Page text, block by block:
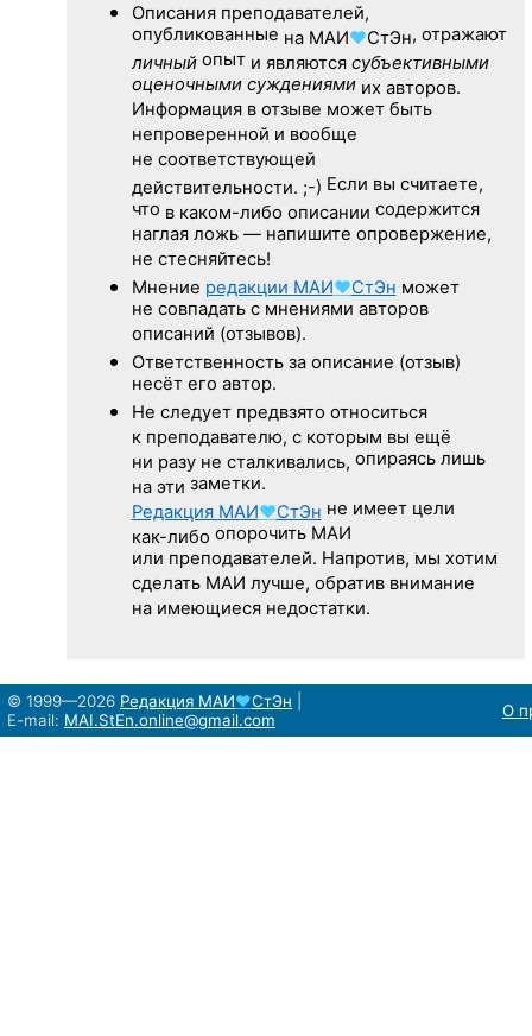
Описания преподавателей,
опубликованные на МАИ♥СтЭн, отражают
личныйопыт и являются субъективными
оценочными суждениямиих авторов.
Информация в отзыве может быть
непроверенной и вообще
не соответствующей
действительности. ;-) Если вы считаете,
что в каком-либо описании содержится
наглая ложь — напишите опровержение,
не стесняйтесь!
Мнение редакции МАИ♥СтЭн может
не совпадать с мнениями авторов
описаний (отзывов).
Ответственность за описание (отзыв)
несёт его автор.
Не следуетпредвзято относиться
к преподавателю, с которым вы ещё
ни разу не сталкивались, опираясь лишь
на эти заметки.
Редакция МАИ♥СтЭн не имеет цели
как-либо опорочить МАИ
или преподавателей. Напротив, мы хотим
сделать МАИ лучше, обратив внимание
на имеющиеся недостатки.
© 1999—2026 Редакция МАИ♥СтЭн
E-mail: MAI.StEn.online@gmail.com О